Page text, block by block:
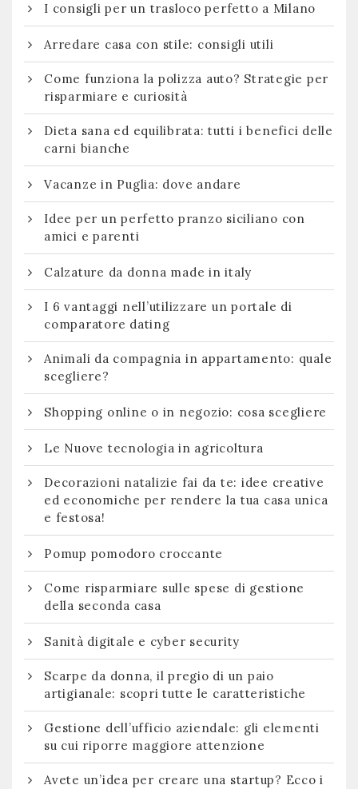
I consigli per un trasloco perfetto a Milano
Arredare casa con stile: consigli utili
Come funziona la polizza auto? Strategie per
risparmiare e curiosità
Dieta sana ed equilibrata: tutti i benefici delle
carni bianche
Vacanze in Puglia: dove andare
Idee per un perfetto pranzo siciliano con
amici e parenti
Calzature da donna made in italy
I 6 vantaggi nell’utilizzare un portale di
comparatore dating
Animali da compagnia in appartamento: quale
scegliere?
Shopping online o in negozio: cosa scegliere
Le Nuove tecnologia in agricoltura
Decorazioni natalizie fai da te: idee creative
ed economiche per rendere la tua casa unica
e festosa!
Pomup pomodoro croccante
Come risparmiare sulle spese di gestione
della seconda casa
Sanità digitale e cyber security
Scarpe da donna, il pregio di un paio
artigianale: scopri tutte le caratteristiche
Gestione dell’ufficio aziendale: gli elementi
su cui riporre maggiore attenzione
Avete un’idea per creare una startup? Ecco i